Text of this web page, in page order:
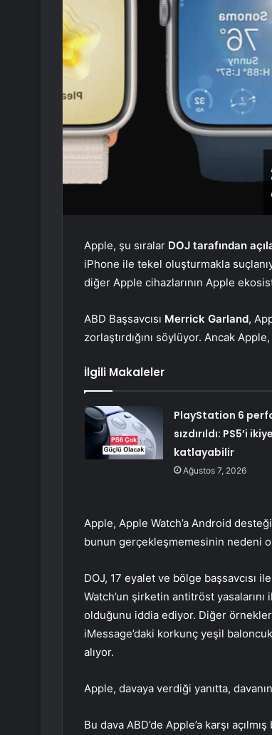
Apple, şu sıralar DOJ tarafından
iPhone ile tekel oluşturmakla
diğer Apple cihazlarının Apple
ABD Başsavcısı Merrick Garland,
zorlaştırdığını söylüyor. Ancak
İlgili Makaleler
PlayStation 6
sızdırıldı: PS5’i ikiye
katlayabilir
Ağustos 7, 2026
Apple, Apple Watch’a Android
bunun gerçekleşmemesinin nedeni
DOJ, 17 eyalet ve bölge başsavcısı
Watch’un şirketin antitröst
olduğunu iddia ediyor. Diğer örnekler
iMessage’daki korkunç yeşil
alıyor.
Apple, davaya verdiği yanıtta,
Bu dava ABD’de Apple’a karşı